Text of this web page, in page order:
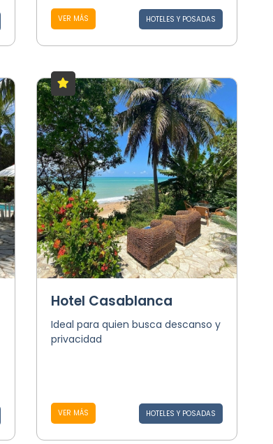
VER MÁS HOTELES Y POSADAS
Hotel Casablanca
Ideal para quien busca descanso y
privacidad
VER MÁS HOTELES Y POSADAS